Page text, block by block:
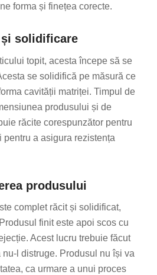
forma și finețea corecte.
și solidificare
topit, acesta începe să se
se solidifică pe măsură ce
cavității matriței. Timpul de
produsului și de
răcite corespunzător pentru
a asigura rezistența
produsului
complet răcit și solidificat,
finit este apoi scos cu
Acest lucru trebuie făcut
l distruge. Produsul nu își va
ca urmare a unui proces